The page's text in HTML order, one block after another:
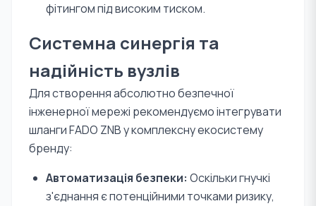
фітингом під високим тиском.
Системна синергія та
надійність вузлів
Для створення абсолютно безпечної
інженерної мережі рекомендуємо інтегрувати
шланги FADO ZNB у комплексну екосистему
бренду:
Автоматизація безпеки: Оскільки гнучкі
з'єднання є потенційними точками ризику,